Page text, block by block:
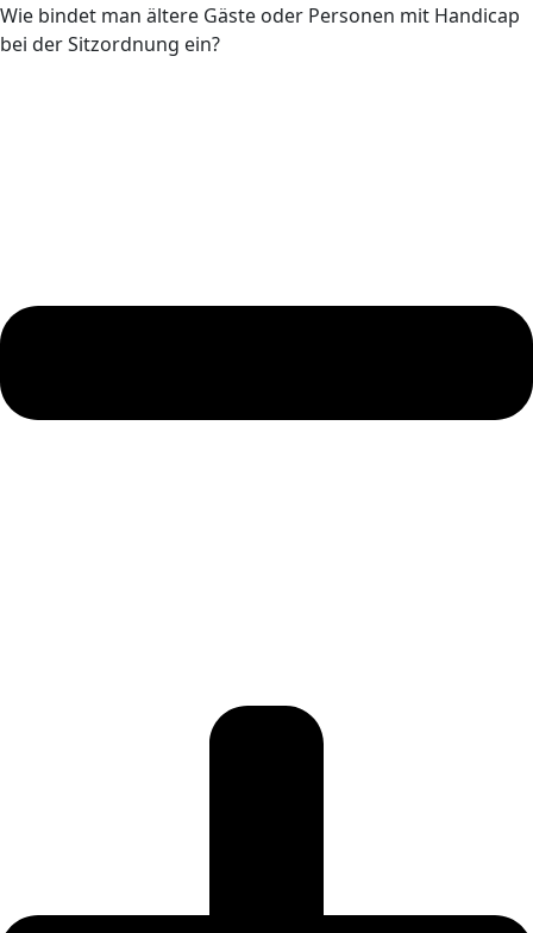
Wie bindet man ältere Gäste oder Personen mit Handicap
bei der Sitzordnung ein?